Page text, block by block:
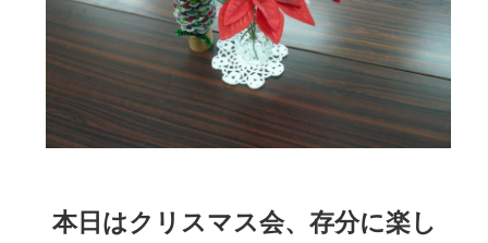
本日はクリスマス会、存分に楽し